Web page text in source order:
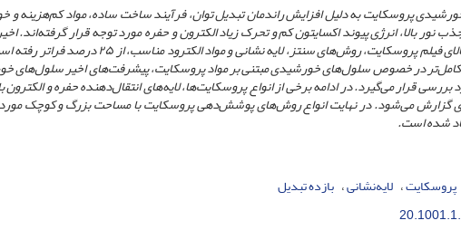
پروسکایت به دلیل افزایش راندمان تبدیل توان، فرآیند ساخت ساده، مواد کم‌هزینه
نور بالا، انرژی پیوند اکسایتون کم و تحرک زیاد الکترون و حفره مورد توجه قرار گرفته‌اند.
پروسکایت با توجه به کیفیت بالای فیلم پروسکایت، روش‌های
در خصوص سلول‌های خورشیدی مبتنی بر مواد پروسکایت، پیشرفت‌های اخیر سلول‌های
قرار می‌گیرد. در ادامه برخی از انواع پروسکایت‌ها، لایه‌های انتقال‌دهنده حفره و
گزارش می‌شود. در نهایت انواع روش‌های پوشش‌دهی پروسکایت با مساحت بزرگ و کوچک
شده است.
پروسکایت لایه‌نشانی بازده تبدیل